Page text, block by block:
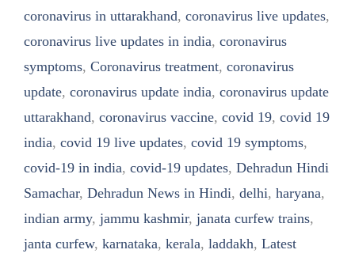
coronavirus in uttarakhand, coronavirus live updates,
coronavirus live updates in india, coronavirus
symptoms, Coronavirus treatment, coronavirus
update, coronavirus update india, coronavirus update
uttarakhand, coronavirus vaccine, covid 19, covid 19
india, covid 19 live updates, covid 19 symptoms,
covid-19 in india, covid-19 updates, Dehradun Hindi
Samachar, Dehradun News in Hindi, delhi, haryana,
indian army, jammu kashmir, janata curfew trains,
janta curfew, karnataka, kerala, laddakh, Latest